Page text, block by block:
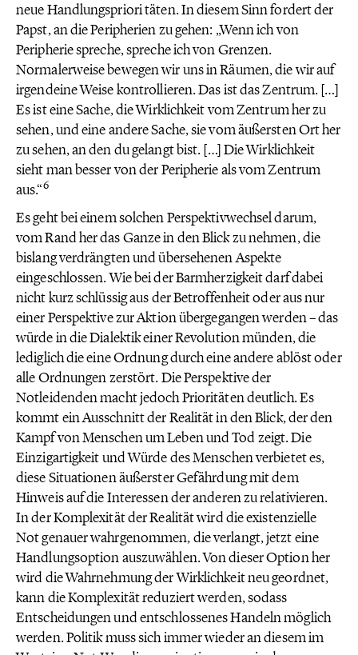
neue Handlungspriori täten. In diesem Sinn fordert der
Papst, an die Peripherien zu gehen: „Wenn ich von
Peripherie spreche, spreche ich von Grenzen.
Normalerweise bewegen wir uns in Räumen, die wir auf
irgendeine Weise kontrollieren. Das ist das Zentrum. […]
Es ist eine Sache, die Wirklichkeit vom Zentrum her zu
sehen, und eine andere Sache, sie vom äußersten Ort her
zu sehen, an den du gelangt bist. […] Die Wirklichkeit
sieht man besser von der Peripherie als vom Zentrum
aus.“6
Es geht bei einem solchen Perspektivwechsel darum,
vom Rand her das Ganze in den Blick zu nehmen, die
bislang verdrängten und übersehenen Aspekte
eingeschlossen. Wie bei der Barmherzigkeit darf dabei
nicht kurz schlüssig aus der Betroffenheit oder aus nur
einer Perspektive zur Aktion übergegangen werden – das
würde in die Dialektik einer Revolution münden, die
lediglich die eine Ordnung durch eine andere ablöst oder
alle Ordnungen zerstört. Die Perspektive der
Notleidenden macht jedoch Prioritäten deutlich. Es
kommt ein Ausschnitt der Realität in den Blick, der den
Kampf von Menschen um Leben und Tod zeigt. Die
Einzigartigkeit und Würde des Menschen verbietet es,
diese Situationen äußerster Gefährdung mit dem
Hinweis auf die Interessen der anderen zu relativieren.
In der Komplexität der Realität wird die existenzielle
Not genauer wahrgenommen, die verlangt, jetzt eine
Handlungsoption auszuwählen. Von dieser Option her
wird die Wahrnehmung der Wirklichkeit neu geordnet,
kann die Komplexität reduziert werden, sodass
Entscheidungen und entschlossenes Handeln möglich
werden. Politik muss sich immer wieder an diesem im